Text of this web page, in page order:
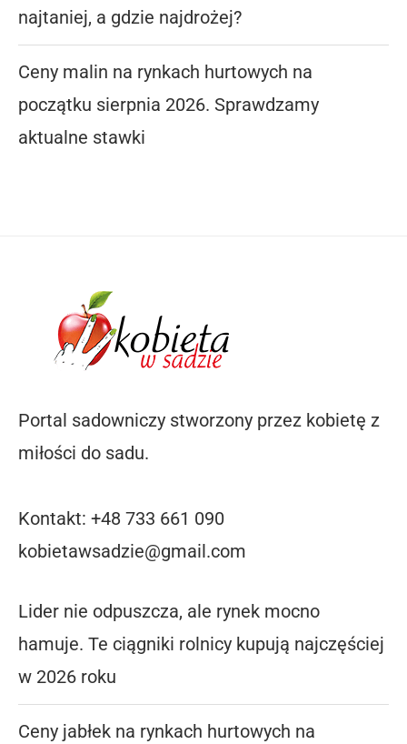
najtaniej, a gdzie najdrożej?
Ceny malin na rynkach hurtowych na
początku sierpnia 2026. Sprawdzamy
aktualne stawki
Portal sadowniczy stworzony przez kobietę z
miłości do sadu.
Kontakt: +48 733 661 090
kobietawsadzie@gmail.com
Lider nie odpuszcza, ale rynek mocno
hamuje. Te ciągniki rolnicy kupują najczęściej
w 2026 roku
Ceny jabłek na rynkach hurtowych na